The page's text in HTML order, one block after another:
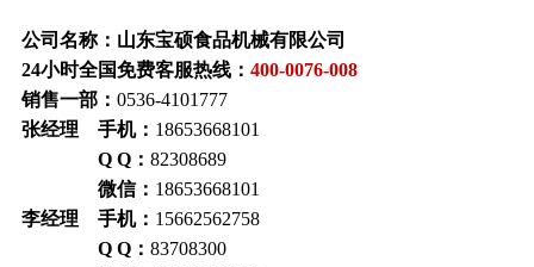
公司名称：山东宝硕食品机械有限公司
24小时全国免费客服热线： 400-0076-008
销售一部： 0536-4101777
张经理 手机： 18653668101
Q Q： 82308689
微信： 18653668101
李经理 手机： 15662562758
Q Q： 83708300